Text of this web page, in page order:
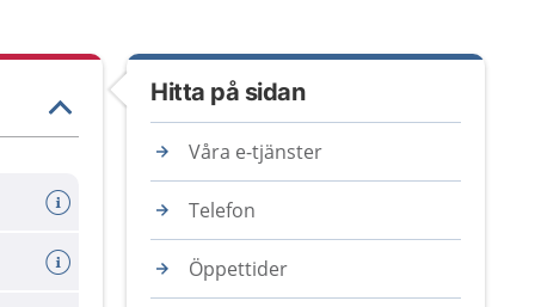
Hitta på sidan
Våra e-tjänster
Telefon
Öppettider